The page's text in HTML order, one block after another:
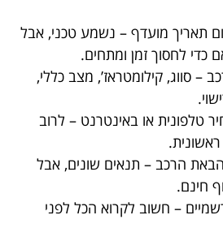
תאריך מועדף – נשמע טכני, אבל
כדי לחסוך זמן ומתחים.
– סווג, קילומטראז’, מצב כללי,
טלפונית או באינטרנט – לרוב
הבאת הרכב – תנאים שונים, אבל
חינם.
– חשוב לקרוא הכל לפני